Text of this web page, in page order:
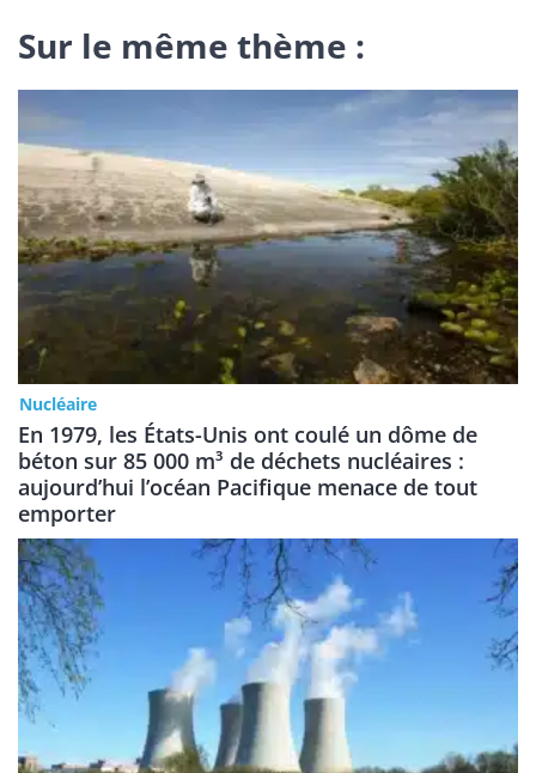
Sur le même thème :
Nucléaire
En 1979, les États-Unis ont coulé un dôme de
béton sur 85 000 m³ de déchets nucléaires :
aujourd’hui l’océan Pacifique menace de tout
emporter